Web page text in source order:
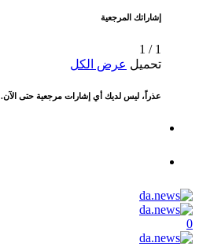
إشاراتك المرجعية
1
/
1
تحميل عرض الكل
عذراً، ليس لديك أي إشارات مرجعية حتى الآن.
0